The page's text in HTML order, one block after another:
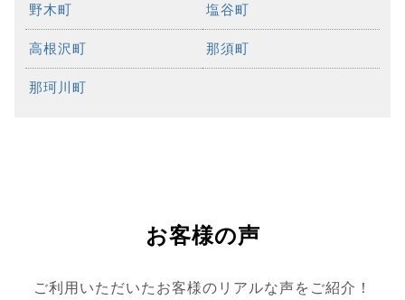
野木町 塩谷町
高根沢町 那須町
那珂川町
お客様の声
ご利用いただいたお客様のリアルな声をご紹介！